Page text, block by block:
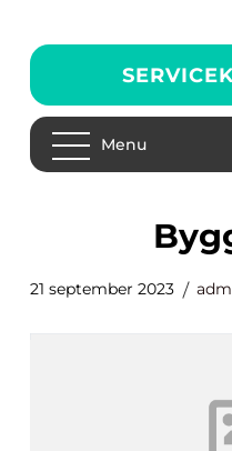
Menu
21 september 2023